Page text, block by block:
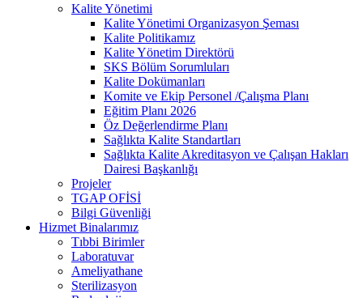
Kalite Yönetimi
Kalite Yönetimi Organizasyon Şeması
Kalite Politikamız
Kalite Yönetim Direktörü
SKS Bölüm Sorumluları
Kalite Dokümanları
Komite ve Ekip Personel /Çalışma Planı
Eğitim Planı 2026
Öz Değerlendirme Planı
Sağlıkta Kalite Standartları
Sağlıkta Kalite Akreditasyon ve Çalışan Hakları
Dairesi Başkanlığı
Projeler
TGAP OFİSİ
Bilgi Güvenliği
Hizmet Binalarımız
Tıbbi Birimler
Laboratuvar
Ameliyathane
Sterilizasyon